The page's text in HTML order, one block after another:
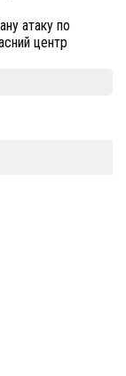
атаку по
центр